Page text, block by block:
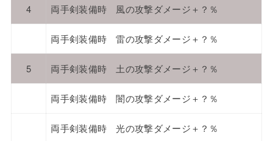
4 両手剣装備時 風の攻撃ダメージ＋？％
両手剣装備時 雷の攻撃ダメージ＋？％
5 両手剣装備時 土の攻撃ダメージ＋？％
両手剣装備時 闇の攻撃ダメージ＋？％
両手剣装備時 光の攻撃ダメージ＋？％